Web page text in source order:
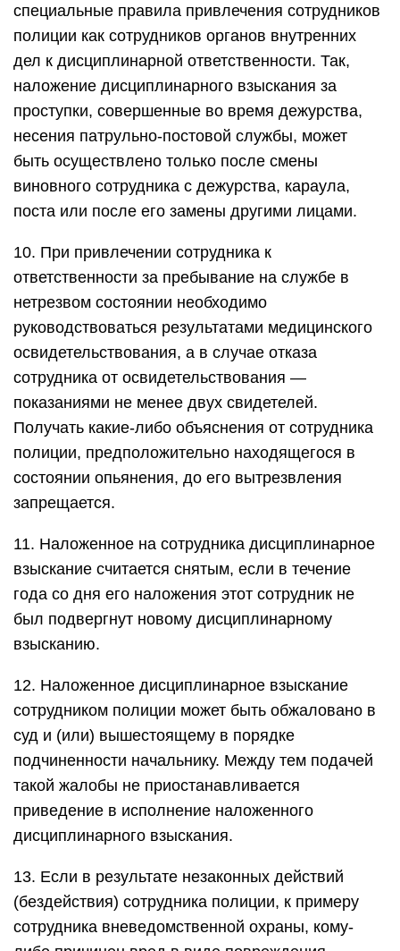
специальные правила привлечения сотрудников
полиции как сотрудников органов внутренних
дел к дисциплинарной ответственности. Так,
наложение дисциплинарного взыскания за
проступки, совершенные во время дежурства,
несения патрульно-постовой службы, может
быть осуществлено только после смены
виновного сотрудника с дежурства, караула,
поста или после его замены другими лицами.
10. При привлечении сотрудника к
ответственности за пребывание на службе в
нетрезвом состоянии необходимо
руководствоваться результатами медицинского
освидетельствования, а в случае отказа
сотрудника от освидетельствования —
показаниями не менее двух свидетелей.
Получать какие-либо объяснения от сотрудника
полиции, предположительно находящегося в
состоянии опьянения, до его вытрезвления
запрещается.
11. Наложенное на сотрудника дисциплинарное
взыскание считается снятым, если в течение
года со дня его наложения этот сотрудник не
был подвергнут новому дисциплинарному
взысканию.
12. Наложенное дисциплинарное взыскание
сотрудником полиции может быть обжаловано в
суд и (или) вышестоящему в порядке
подчиненности начальнику. Между тем подачей
такой жалобы не приостанавливается
приведение в исполнение наложенного
дисциплинарного взыскания.
13. Если в результате незаконных действий
(бездействия) сотрудника полиции, к примеру
сотрудника вневедомственной охраны, кому-